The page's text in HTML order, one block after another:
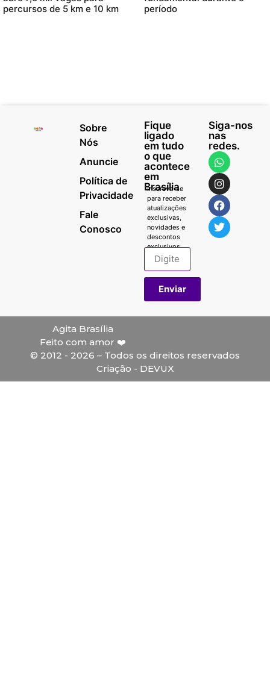
percursos de 5 km e 10 km
período
Sobre
Nós
Anuncie
Política de
Privacidade
Fale
Conosco
Fique
ligado
em tudo
o que
acontece
em
Brasília
Inscreva-se
para receber
atualizações
exclusivas,
novidades e
descontos
exclusivos.
Enviar
Siga-nos
nas
redes.
Agita Brasília
Feito com amor ❤️
© 2012 - 2026 – Todos os direitos reservados
Criação - DEVUX